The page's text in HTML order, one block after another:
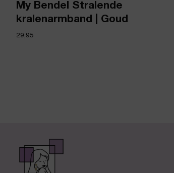
My Bendel Stralende
kralenarmband | Goud
29,95